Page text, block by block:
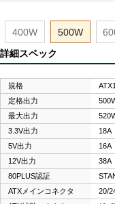
400W 500W
詳細スペック
規格
定格出力
最大出力
3.3V出力
18A
5V出力
16A
12V出力
38A
80PLUS認証
ATXメインコネクタ
20/